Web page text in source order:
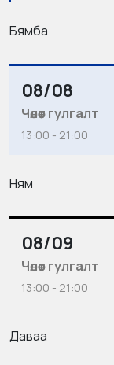
Бямба
08/08
Чөлөөт гулгалт
13:00 - 21:00
Ням
08/09
Чөлөөт гулгалт
13:00 - 21:00
Даваа